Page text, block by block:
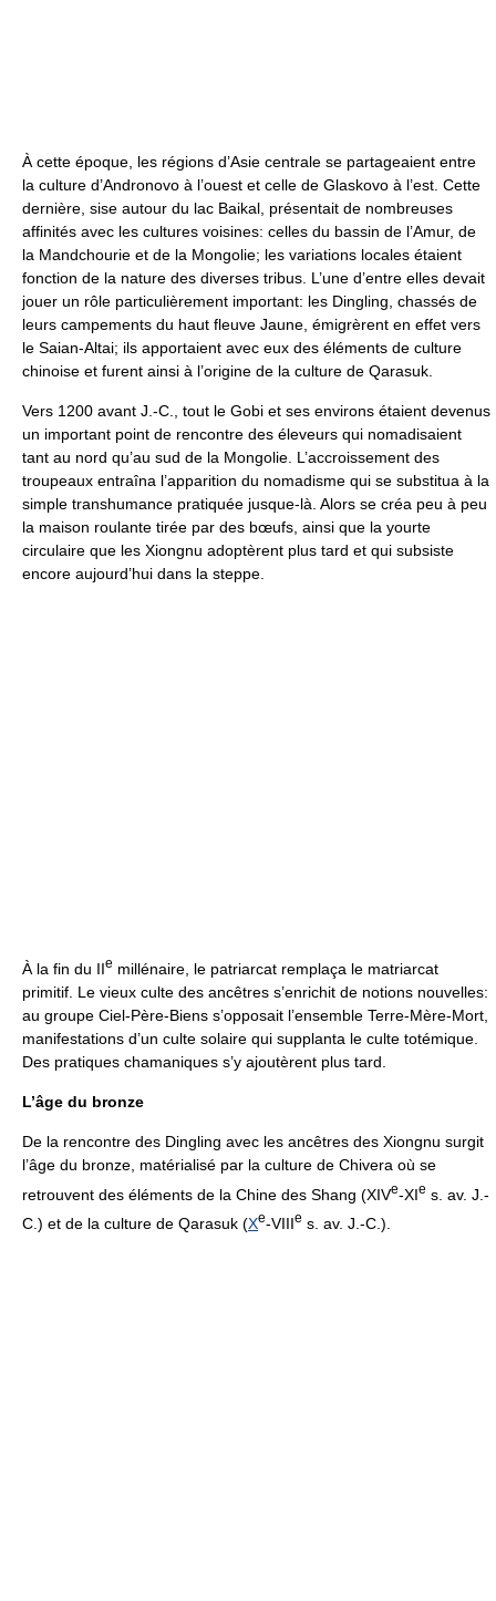
À cette époque, les régions d’Asie centrale se partageaient entre
la culture d’Andronovo à l’ouest et celle de Glaskovo à l’est. Cette
dernière, sise autour du lac Baikal, présentait de nombreuses
affinités avec les cultures voisines: celles du bassin de l’Amur, de
la Mandchourie et de la Mongolie; les variations locales étaient
fonction de la nature des diverses tribus. L’une d’entre elles devait
jouer un rôle particulièrement important: les Dingling, chassés de
leurs campements du haut fleuve Jaune, émigrèrent en effet vers
le Saian-Altai; ils apportaient avec eux des éléments de culture
chinoise et furent ainsi à l’origine de la culture de Qarasuk.
Vers 1200 avant J.-C., tout le Gobi et ses environs étaient devenus
un important point de rencontre des éleveurs qui nomadisaient
tant au nord qu’au sud de la Mongolie. L’accroissement des
troupeaux entraîna l’apparition du nomadisme qui se substitua à la
simple transhumance pratiquée jusque-là. Alors se créa peu à peu
la maison roulante tirée par des bœufs, ainsi que la yourte
circulaire que les Xiongnu adoptèrent plus tard et qui subsiste
encore aujourd’hui dans la steppe.
À la fin du IIe millénaire, le patriarcat remplaça le matriarcat
primitif. Le vieux culte des ancêtres s’enrichit de notions nouvelles:
au groupe Ciel-Père-Biens s’opposait l’ensemble Terre-Mère-Mort,
manifestations d’un culte solaire qui supplanta le culte totémique.
Des pratiques chamaniques s’y ajoutèrent plus tard.
L’âge du bronze
De la rencontre des Dingling avec les ancêtres des Xiongnu surgit
l’âge du bronze, matérialisé par la culture de Chivera où se
retrouvent des éléments de la Chine des Shang (XIVe-XIe s. av. J.-
C.) et de la culture de Qarasuk (Xe-VIIIe s. av. J.-C.).